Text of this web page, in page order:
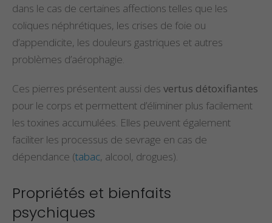
dans le cas de certaines affections telles que les
coliques néphrétiques, les crises de foie ou
d’appendicite, les douleurs gastriques et autres
problèmes d’aérophagie.
Ces pierres présentent aussi des vertus détoxifiantes
pour le corps et permettent d’éliminer plus facilement
les toxines accumulées. Elles peuvent également
faciliter les processus de sevrage en cas de
dépendance (tabac, alcool, drogues).
Propriétés et bienfaits
psychiques